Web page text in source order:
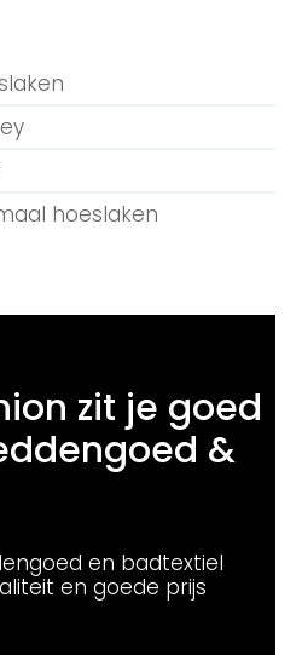
hoeslaken
zit je goed
&
en badtextiel
en goede prijs